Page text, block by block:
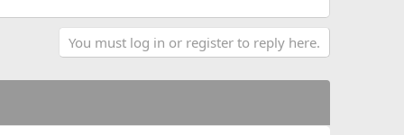
You must log in or register to reply here.